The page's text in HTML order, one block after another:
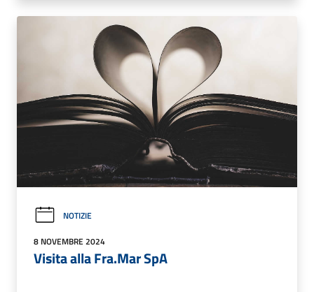
NOTIZIE
8 NOVEMBRE 2024
Visita alla Fra.Mar SpA